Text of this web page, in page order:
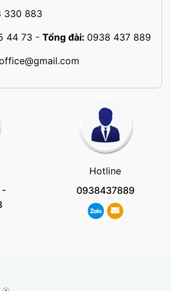
330 883
44 73 - Tổng đài: 0938 437 889
Hotline
0938437889